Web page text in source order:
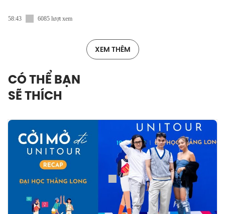
58:43 6085 lượt xem
XEM THÊM
CÓ THỂ BẠN
SẼ THÍCH